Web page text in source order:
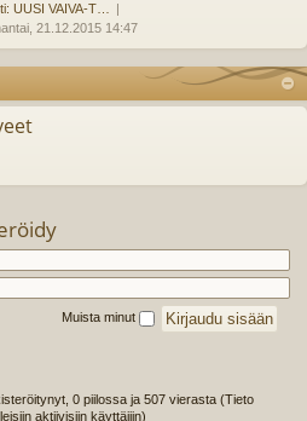
UUSI VAIVA-T…
21.12.2015 14:47
Muista minut
0 piilossa ja 507 vierasta (Tieto
aktiivisiin käyttäjiin)